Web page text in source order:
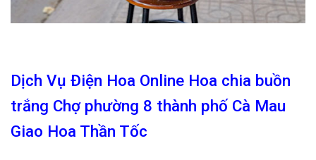
Dịch Vụ Điện Hoa Online Hoa chia buồn
trắng Chợ phường 8 thành phố Cà Mau
Giao Hoa Thần Tốc